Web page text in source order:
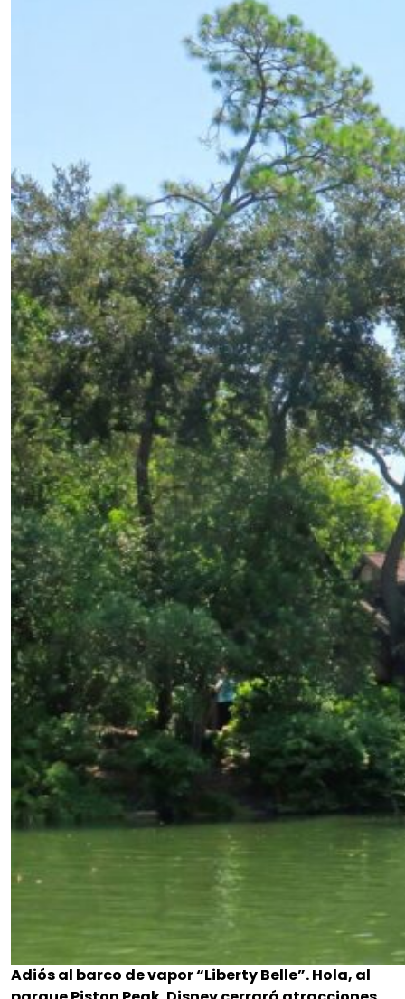
Adiós al barco de vapor “Liberty Belle”. Hola, al